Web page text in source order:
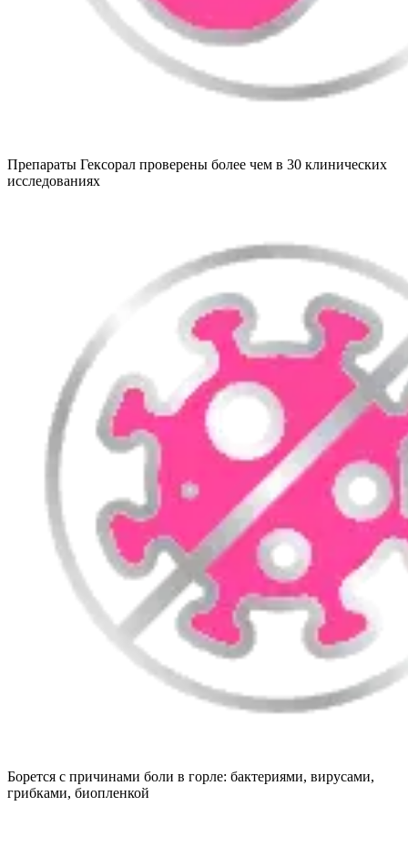
Препараты Гексорал проверены более чем в 30 клинических
исследованиях
Борется с причинами боли в горле: бактериями, вирусами,
грибками, биопленкой